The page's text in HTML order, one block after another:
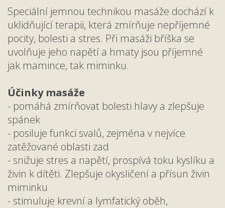
Speciální jemnou technikou masáže dochází k
uklidňující terapii, která zmírňuje nepříjemné
pocity, bolesti a stres. Při masáži bříška se
uvolňuje jeho napětí a hmaty jsou příjemné
jak mamince, tak miminku.
Účinky masáže
- pomáhá zmírňovat bolesti hlavy a zlepšuje
spánek
- posiluje funkci svalů, zejména v nejvíce
zatěžované oblasti zad
- snižuje stres a napětí, prospívá toku kyslíku a
živin k dítěti. Zlepšuje okysličení a přísun živin
miminku
- stimuluje krevní a lymfatický oběh,